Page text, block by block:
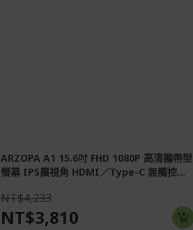
ARZOPA A1 15.6吋 FHD 1080P 高清攜帶型
螢幕 IPS廣視角 HDMI／Type-C 無觸控...
NT$4,233
NT$3,810